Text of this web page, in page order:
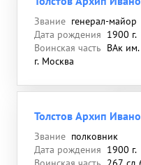
Звание генерал-майор
Дата рождения 1900 г.
Воинская часть ВАк
г. Москва
Толстов Архип
Звание полковник
Дата рождения 1900 г.